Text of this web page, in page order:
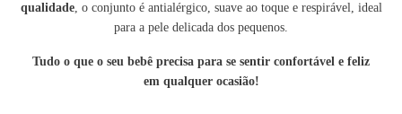
qualidade, o conjunto é antialérgico, suave ao toque e respirável, ideal
para a pele delicada dos pequenos.
Tudo o que o seu bebê precisa para se sentir confortável e feliz
em qualquer ocasião!